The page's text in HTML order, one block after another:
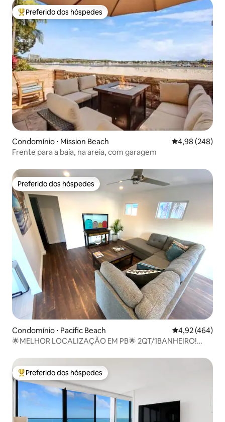
Entre os melhores preferidos dos hóspedes
Preferido dos hóspedes
Condomínio ⋅ Mission Beach 4,98 de uma
4,98 (248)
Frente para a baía, na areia, com garagem
Preferido dos hóspedes
Preferido dos hóspedes
Condomínio ⋅ Pacific Beach 4,92 de uma
4,92 (464)
🌟MELHOR LOCALIZAÇÃO EM PB🌟 2QT/1BANHEIRO!
Entre os melhores preferidos dos hóspedes
Preferido dos hóspedes